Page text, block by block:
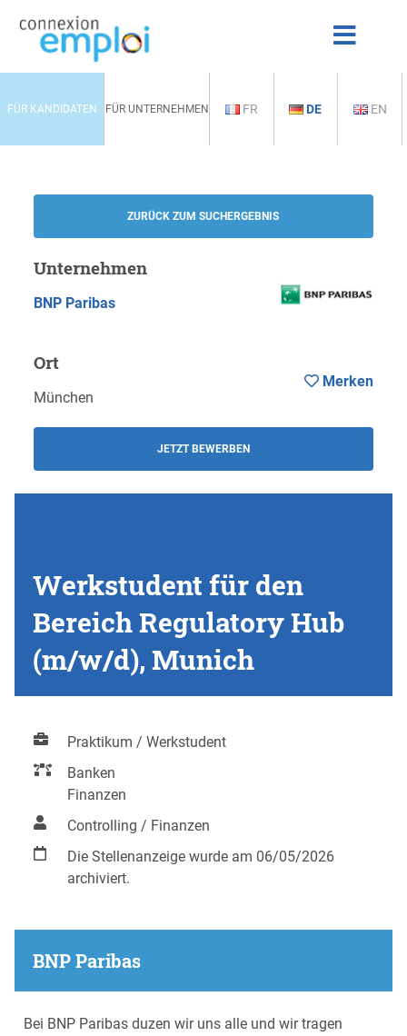
FÜR KANDIDATEN FÜR UNTERNEHMEN FR DE EN
ZURÜCK ZUM SUCHERGEBNIS
Unternehmen
BNP Paribas
Ort
München
JETZT BEWERBEN
Merken
Werkstudent für den
Bereich Regulatory Hub
(m/w/d), Munich
Praktikum / Werkstudent
Banken
Finanzen
Controlling / Finanzen
Die Stellenanzeige wurde am 06/05/2026
archiviert.
BNP Paribas
Bei BNP Paribas duzen wir uns alle und wir tragen